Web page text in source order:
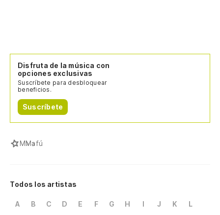
Disfruta de la música con
opciones exclusivas
Suscríbete para desbloquear
beneficios.
Suscríbete
MMafú
Todos los artistas
A B C D E F G H I J K
L